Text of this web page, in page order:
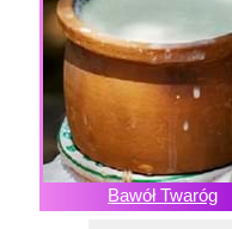
Bawół Twaróg